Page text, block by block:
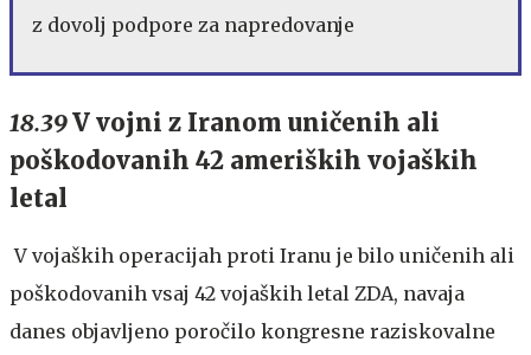
z dovolj podpore za napredovanje
18.39V vojni z Iranom uničenih ali
poškodovanih 42 ameriških vojaških
letal
V vojaških operacijah proti Iranu je bilo uničenih ali
poškodovanih vsaj 42 vojaških letal ZDA, navaja
danes objavljeno poročilo kongresne raziskovalne